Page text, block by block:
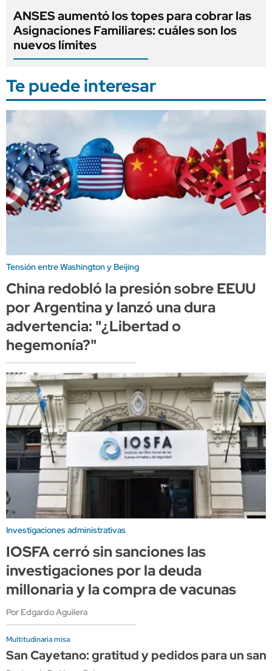
ANSES aumentó los topes para cobrar las
Asignaciones Familiares: cuáles son los
nuevos límites
Te puede interesar
Tensión entre Washington y Beijing
China redobló la presión sobre EEUU
por Argentina y lanzó una dura
advertencia: "¿Libertad o
hegemonía?"
Investigaciones administrativas
IOSFA cerró sin sanciones las
investigaciones por la deuda
millonaria y la compra de vacunas
Por Edgardo Aguilera
Multitudinaria misa
San Cayetano: gratitud y pedidos para un